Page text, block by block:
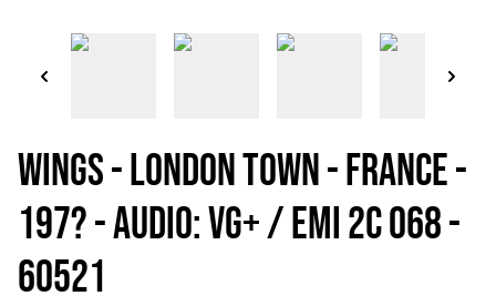
WINGS - London town - France -
197? - Audio: VG+ / EMI 2C 068 -
60521